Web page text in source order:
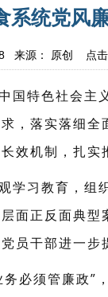
系统党风
来源： 原创 点击
国特色社会主
，落实落细
效机制，扎实
学习教育，组
面正反面典
员干部进一步
必须管廉政”